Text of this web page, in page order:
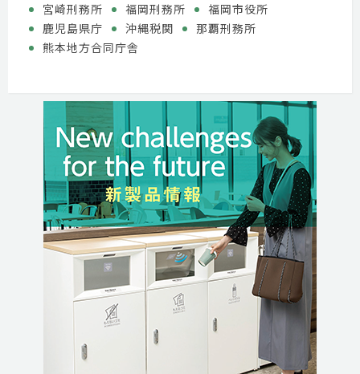
宮崎刑務所
福岡刑務所
福岡市役所
鹿児島県庁
沖縄税関
那覇刑務所
熊本地方合同庁舎